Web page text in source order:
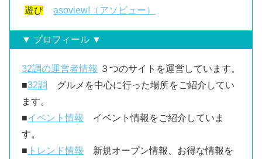
遊び
asoview!（アソビュー）
▼ プロフィール ▼
32調の運営者情報 ３つのサイトを運営しています。
■32調
グルメを中心に行った場所をご紹介してい
ます。
■イベント情報
イベント情報をご紹介していま
す。
■ トレンド情報
新規オープン情報、お得な情報を